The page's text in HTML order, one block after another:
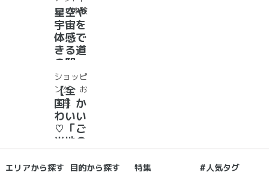
選！人
気のソ
フトク
リー
ム・ジ
ェラー
ト大集
合！
ア・体験
星空や
宇宙を
体感で
きる道
の駅
道の駅
で夜空
に癒さ
れ/星
に願い
☆彡
ショッピ
ング・お
土産
【全
国】か
わいい
♡「ご
当地の
お土
産」が
エリアから探す 目的から探す 特集 #人気タグ